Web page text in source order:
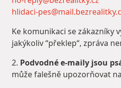
hlidaci-
Ke komunikaci se zákazníky
jakýkoliv “překlep“, zpráva
2. Podvodné e-maily jsou
může falešně upozorňovat